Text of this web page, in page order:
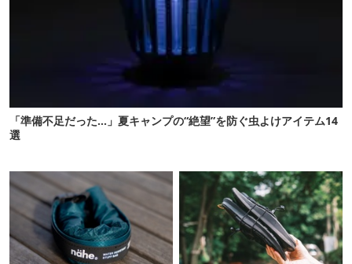
「準備不足だった…」夏キャンプの“絶望”を防ぐ虫よけアイテム14
選